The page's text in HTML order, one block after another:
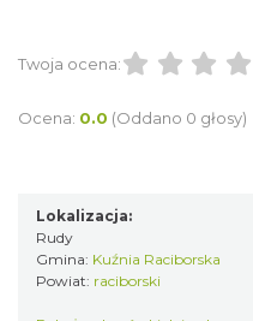
Twoja ocena:
Ocena: 0.0 (Oddano 0 głosy)
Lokalizacja:
Rudy
Gmina: Kuźnia Raciborska
Powiat: raciborski